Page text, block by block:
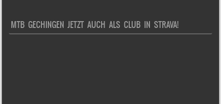
MTB GECHINGEN JETZT AUCH ALS CLUB IN STRAVA!